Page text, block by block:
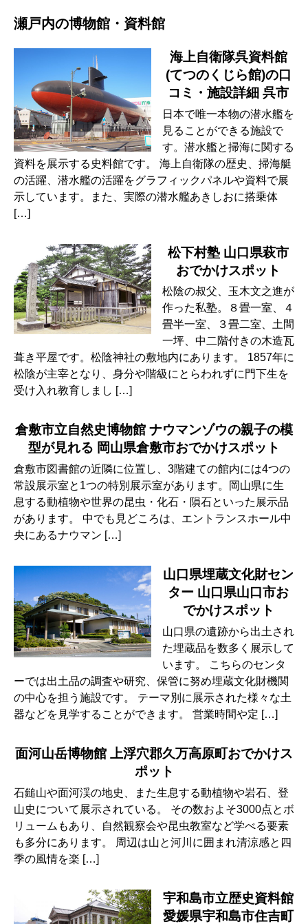
瀬戸内の博物館・資料館
海上自衛隊呉資料館
(てつのくじら館)の口
コミ・施設詳細 呉市
日本で唯一本物の潜水艦を
見ることができる施設で
す。潜水艦と掃海に関する
資料を展示する史料館です。 海上自衛隊の歴史、掃海艇
の活躍、潜水艦の活躍をグラフィックパネルや資料で展
示しています。また、実際の潜水艦あきしおに搭乗体
[…]
松下村塾 山口県萩市
おでかけスポット
松陰の叔父、玉木文之進が
作った私塾。８畳一室、４
畳半一室、３畳二室、土間
一坪、中二階付きの木造瓦
葺き平屋です。松陰神社の敷地内にあります。 1857年に
松陰が主宰となり、身分や階級にとらわれずに門下生を
受け入れ教育しまし […]
倉敷市立自然史博物館 ナウマンゾウの親子の模
型が見れる 岡山県倉敷市おでかけスポット
倉敷市図書館の近隣に位置し、3階建ての館内には4つの
常設展示室と1つの特別展示室があります。岡山県に生
息する動植物や世界の昆虫・化石・隕石といった展示品
があります。 中でも見どころは、エントランスホール中
央にあるナウマン […]
山口県埋蔵文化財セン
ター 山口県山口市お
でかけスポット
山口県の遺跡から出土され
た埋蔵品を数多く展示して
います。 こちらのセンタ
ーでは出土品の調査や研究、保管に努め埋蔵文化財機関
の中心を担う施設です。 テーマ別に展示された様々な土
器などを見学することができます。 営業時間や定 […]
面河山岳博物館 上浮穴郡久万高原町おでかけス
ポット
石鎚山や面河渓の地史、また生息する動植物や岩石、登
山史について展示されている。 その数およそ3000点とボ
リュームもあり、自然観察会や昆虫教室など学べる要素
も多分にあります。 周辺は山と河川に囲まれ清涼感と四
季の風情を楽 […]
宇和島市立歴史資料館
愛媛県宇和島市住吉町